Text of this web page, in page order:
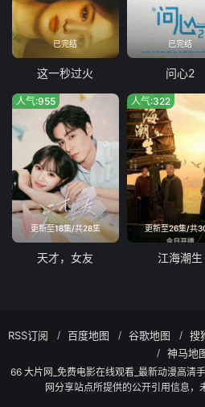
已完结
这一秒过火
已完结
问心2
更新至18集/共28集
人气:955
天才，女友
更新至26集/共
人气:322
江海潮生
RSS订阅 百度地图 谷歌地图 搜
神马地
66 大片网_免费电影在线观看_最新动漫高清
网分享站点所提供的公开引用信息，